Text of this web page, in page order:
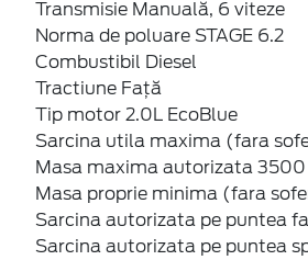
Transmisie Manuală, 6 viteze
Norma de poluare STAGE 6.2
Combustibil Diesel
Tractiune Față
Tip motor 2.0L EcoBlue
Sarcina utila maxima (fara
Masa maxima autorizata 3500
Masa proprie minima (fara
Sarcina autorizata pe puntea
Sarcina autorizata pe puntea